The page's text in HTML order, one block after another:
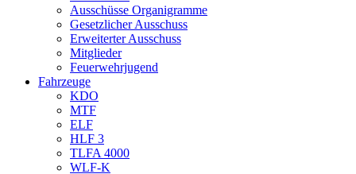
Ausschüsse Organigramme
Gesetzlicher Ausschuss
Erweiterter Ausschuss
Mitglieder
Feuerwehrjugend
Fahrzeuge
KDO
MTF
ELF
HLF 3
TLFA 4000
WLF-K